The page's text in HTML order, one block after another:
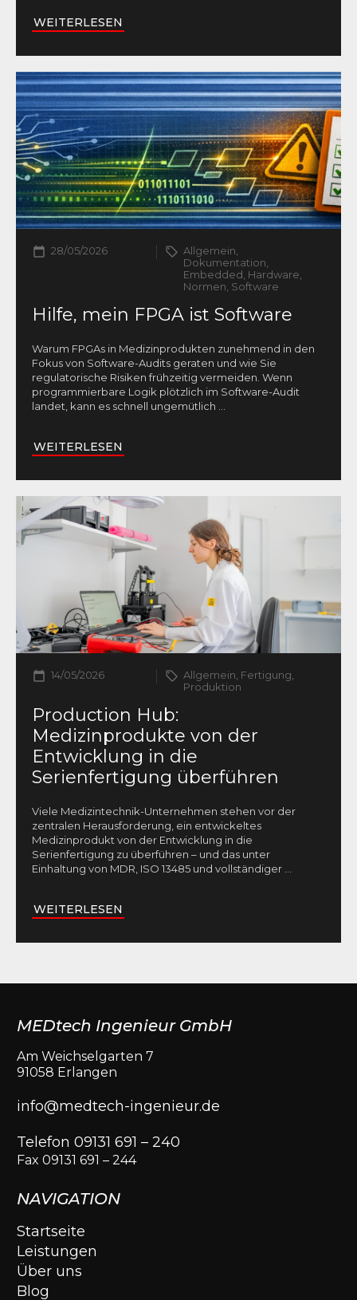
WEITERLESEN
28/05/2026
Allgemein,
Dokumentation,
Embedded, Hardware,
Normen, Software
Hilfe, mein FPGA ist Software
Warum FPGAs in Medizinprodukten zunehmend in den
Fokus von Software-Audits geraten und wie Sie
regulatorische Risiken frühzeitig vermeiden. Wenn
programmierbare Logik plötzlich im Software-Audit
landet, kann es schnell ungemütlich
WEITERLESEN
14/05/2026
Allgemein, Fertigung,
Produktion
Production Hub:
Medizinprodukte von der
Entwicklung in die
Serienfertigung überführen
Viele Medizintechnik-Unternehmen stehen vor der
zentralen Herausforderung, ein entwickeltes
Medizinprodukt von der Entwicklung in die
Serienfertigung zu überführen – und das unter
Einhaltung von MDR, ISO 13485 und vollständiger
WEITERLESEN
MEDtech Ingenieur GmbH
Am Weichselgarten 7
91058 Erlangen
info@medtech-ingenieur.de
Telefon 09131 691 – 240
Fax 09131 691 – 244
NAVIGATION
Startseite
Leistungen
Über uns
Blog